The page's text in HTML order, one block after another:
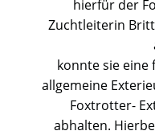
hierfür der
Zuchtleiterin
konnte sie eine
allgemeine
Foxtrotter-
abhalten.